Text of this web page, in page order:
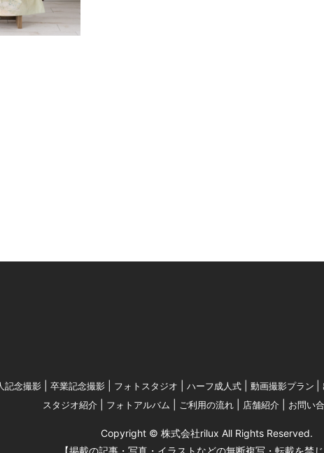
記念撮影 卒業記念撮影 フォトスタジオ ハーフ成人式 動画撮影プラン
スタジオ紹介
フォトアルバム ご利用の流れ 店舗紹介 お問い
Copyright © 株式会社rilux All Rights Reserved.
【掲載の記事・写真・イラストなどの無断複写・転載を禁じ